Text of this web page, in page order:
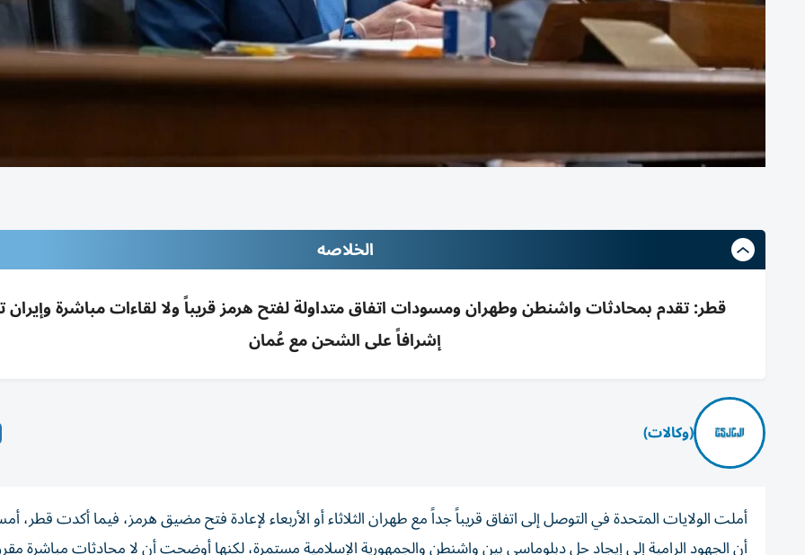
الخلاصه
قطر: تقدم بمحادثات واشنطن وطهران ومسودات اتفاق متداولة لفتح هرمز قريباً ولا لقاءات مباشرة
إشرافاً على الشحن مع عُمان
(وكالات)
أملت الولايات المتحدة في التوصل إلى اتفاق قريباً جداً مع طهران الثلاثاء أو الأربعاء لإعادة فتح مضيق هرمز، فيما أكدت قطر،